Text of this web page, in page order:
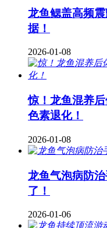
龙鱼鳃盖高频
据！
2026-01-08
惊！龙鱼混养
色素退化！
2026-01-08
龙鱼气泡病防
了！
2026-01-06